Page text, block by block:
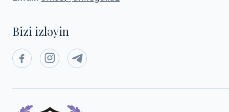
Bizi izləyin
  